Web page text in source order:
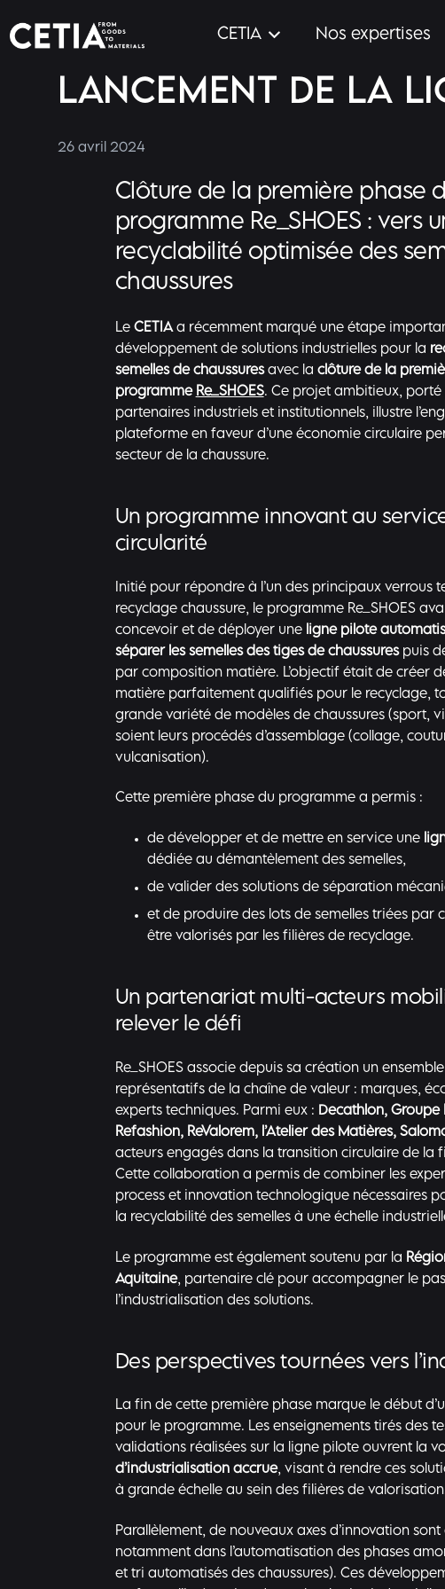
CETIA Nos expertises
LANCEMENT DE LA
26 avril 2024
Clôture de la première phase
programme Re_SHOES : vers
recyclabilité optimisée des
chaussures
Le CETIAa récemment marqué une étape
développement de solutions industrielles pour la
semelles de chaussuresavec la clôture de la
programme Re_SHOES. Ce projet ambitieux, porté
partenaires industriels et institutionnels, illustre
plateforme en faveur d’une économie circulaire
secteur de la chaussure.
Un programme innovant au
circularité
Initié pour répondre à l’un des principaux verrous
recyclage chaussure, le programme Re_SHOES
concevoir et de déployer une ligne pilote
séparer les semelles des tiges de chaussurespuis
par composition matière. L’objectif était de créer
matière parfaitement qualifiés pour le recyclage,
grande variété de modèles de chaussures (sport,
soient leurs procédés d’assemblage (collage,
vulcanisation).
Cette première phase du programme a permis :
de développer et de mettre en service une
dédiée au démantèlement des semelles,
de valider des solutions de séparation
et de produire des lots de semelles triées par
être valorisés par les filières de recyclage.
Un partenariat multi-acteurs
relever le défi
Re_SHOES associe depuis sa création un
représentatifs de la chaîne de valeur : marques,
experts techniques. Parmi eux : Decathlon, Groupe
Refashion, ReValorem, l’Atelier des Matières,
acteurs engagés dans la transition circulaire de la
Cette collaboration a permis de combiner les
process et innovation technologique nécessaires
la recyclabilité des semelles à une échelle
Le programme est également soutenu par la
Aquitaine, partenaire clé pour accompagner le
l’industrialisation des solutions.
Des perspectives tournées vers
La fin de cette première phase marque le début
pour le programme. Les enseignements tirés des
validations réalisées sur la ligne pilote ouvrent la
d’industrialisation accrue, visant à rendre ces
à grande échelle au sein des filières de
Parallèlement, de nouveaux axes d’innovation sont
notamment dans l’automatisation des phases
et tri automatisés des chaussures). Ces